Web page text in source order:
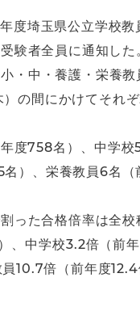
度埼玉県公立学校
験者全員に通知した
・中・養護・栄養
の間にかけてそれ
度758名）、中学
）、栄養教員6名（
った合格倍率は全
、中学校3.2倍（
10.7倍（前年度12.4